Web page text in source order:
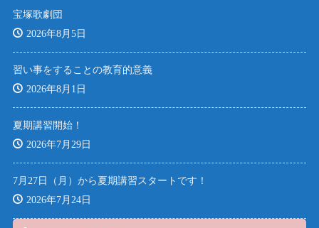
宝塚歌劇団
2026年8月5日
習い事をすることの教育的意義
2026年8月1日
夏期講習開始！
2026年7月29日
7月27日（月）から夏期講習スタートです！
2026年7月24日